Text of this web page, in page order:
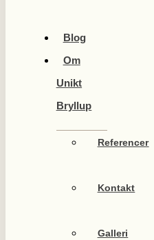
Blog
Om
Unikt
Bryllup
Referencer
Kontakt
Galleri